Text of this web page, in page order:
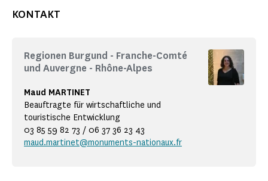
KONTAKT
Regionen Burgund - Franche-Comté
und Auvergne - Rhône-Alpes
Maud MARTINET
Beauftragte für wirtschaftliche und
touristische Entwicklung
03 85 59 82 73 / 06 37 36 23 43
maud.martinet@monuments-nationaux.fr